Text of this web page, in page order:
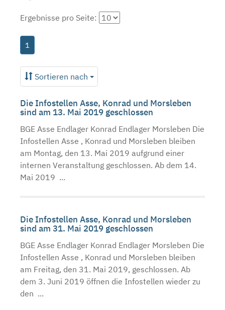
Ergebnisse pro Seite:
1
Sortieren nach
Die Infostellen Asse, Konrad und Morsleben
sind am 13. Mai 2019 geschlossen
BGE Asse Endlager Konrad Endlager Morsleben Die
Infostellen Asse , Konrad und Morsleben bleiben
am Montag, den 13. Mai 2019 aufgrund einer
internen Veranstaltung geschlossen. Ab dem 14.
Mai 2019 ...
Die Infostellen Asse, Konrad und Morsleben
sind am 31. Mai 2019 geschlossen
BGE Asse Endlager Konrad Endlager Morsleben Die
Infostellen Asse , Konrad und Morsleben bleiben
am Freitag, den 31. Mai 2019, geschlossen. Ab
dem 3. Juni 2019 öffnen die Infostellen wieder zu
den ...